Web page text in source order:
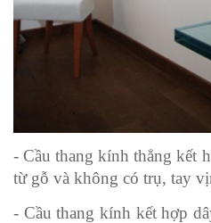
- Cầu thang kính thẳng kết
từ gỗ và không có trụ, tay
- Cầu thang kính kết hợp